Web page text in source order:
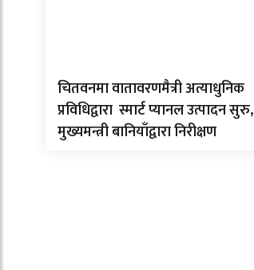
चितवनमा वातावरणमैत्री अत्याधुनिक
प्रविधिद्वारा स्मार्ट प्यानल उत्पादन सुरु,
मुख्यमन्त्री बानियाँद्वारा निरीक्षण